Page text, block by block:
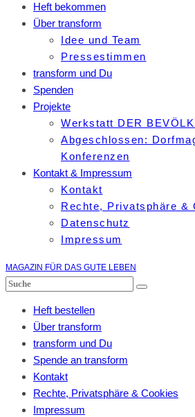
Heft bekommen
Über transform
Idee und Team
Pressestimmen
transform und Du
Spenden
Projekte
Werkstatt DER
Abgeschlossen:
Konferenzen
Kontakt & Impressum
Kontakt
Rechte, Privatsphäre &
Datenschutz
Impressum
MAGAZIN FÜR DAS GUTE LEBEN
Heft bestellen
Über transform
transform und Du
Spende an transform
Kontakt
Rechte, Privatsphäre & Cookies
Impressum